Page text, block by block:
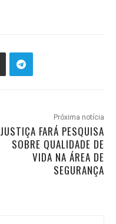
Próxima notícia
JUSTIÇA FARÁ PESQUISA
SOBRE QUALIDADE DE
VIDA NA ÁREA DE
SEGURANÇA